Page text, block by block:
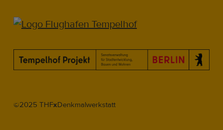
©2025 THFxDenkmalwerkstatt